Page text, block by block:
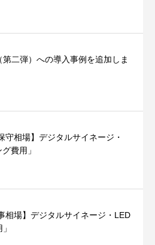
二弾）への導入事例を追加しま
守相場】デジタルサイネージ・
費用」
相場】デジタルサイネージ・LED